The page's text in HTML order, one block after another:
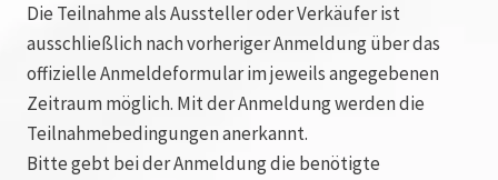
Die Teilnahme als Aussteller oder Verkäufer ist
ausschließlich nach vorheriger Anmeldung über das
offizielle Anmeldeformular im jeweils angegebenen
Zeitraum möglich. Mit der Anmeldung werden die
Teilnahmebedingungen anerkannt.
Bitte gebt bei der Anmeldung die benötigte